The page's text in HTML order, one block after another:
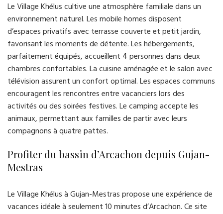
Le Village Khélus cultive une atmosphère familiale dans un
environnement naturel. Les mobile homes disposent
d’espaces privatifs avec terrasse couverte et petit jardin,
favorisant les moments de détente. Les hébergements,
parfaitement équipés, accueillent 4 personnes dans deux
chambres confortables. La cuisine aménagée et le salon avec
télévision assurent un confort optimal. Les espaces communs
encouragent les rencontres entre vacanciers lors des
activités ou des soirées festives. Le camping accepte les
animaux, permettant aux familles de partir avec leurs
compagnons à quatre pattes.
Profiter du bassin d’Arcachon depuis Gujan-
Mestras
Le Village Khélus à Gujan-Mestras propose une expérience de
vacances idéale à seulement 10 minutes d’Arcachon. Ce site